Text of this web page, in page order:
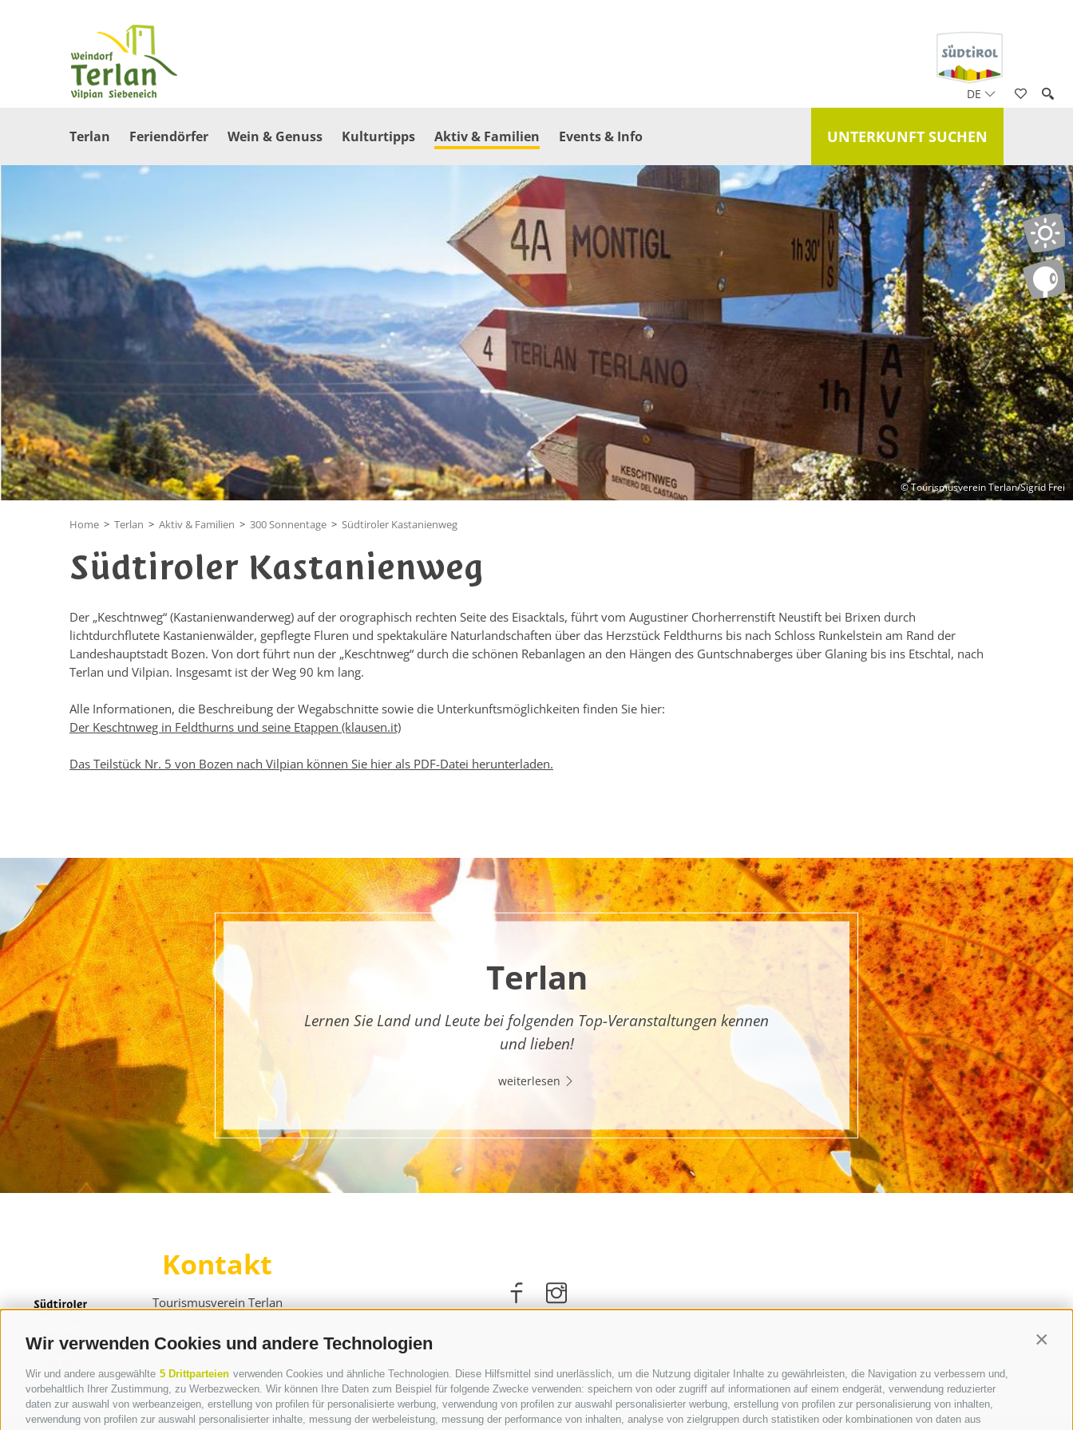
Wir verwenden Cookies und andere Technologien
Wir und andere ausgewählte 5 Drittparteien verwenden Cookies und ähnliche Technologien. Diese Hilfsmittel sind unerlässlich, um die Nutzung digitaler Inhalte zu gewährleisten, die Navigation zu verbessern und,
vorbehaltlich Ihrer Zustimmung, zu Werbezwecken. Wir können Ihre Daten zum Beispiel für folgende Zwecke verwenden: speichern von oder zugriff auf informationen auf einem endgerät, verwendung reduzierter
daten zur auswahl von werbeanzeigen, erstellung von profilen für personalisierte werbung, verwendung von profilen zur auswahl personalisierter werbung, erstellung von profilen zur personalisierung von inhalten,
verwendung von profilen zur auswahl personalisierter inhalte, messung der werbeleistung, messung der performance von inhalten, analyse von zielgruppen durch statistiken oder kombinationen von daten aus
DE
UNTERKUNFT SUCHEN
Terlan Feriendörfer Wein & Genuss Kulturtipps Aktiv & Familien Events & Info
© Tourismusverein Terlan/Sigrid Frei
Home > Terlan > Aktiv & Familien > 300 Sonnentage > Südtiroler Kastanienweg
Südtiroler Kastanienweg
Der „Keschtnweg“ (Kastanienwanderweg) auf der orographisch rechten Seite des Eisacktals, führt vom Augustiner Chorherrenstift Neustift bei Brixen durch
lichtdurchflutete Kastanienwälder, gepflegte Fluren und spektakuläre Naturlandschaften über das Herzstück Feldthurns bis nach Schloss Runkelstein am Rand der
Landeshauptstadt Bozen. Von dort führt nun der „Keschtnweg“ durch die schönen Rebanlagen an den Hängen des Guntschnaberges über Glaning bis ins Etschtal, nach
Terlan und Vilpian. Insgesamt ist der Weg 90 km lang.
Alle Informationen, die Beschreibung der Wegabschnitte sowie die Unterkunftsmöglichkeiten finden Sie hier:
Der Keschtnweg in Feldthurns und seine Etappen (klausen.it)
Das Teilstück Nr. 5 von Bozen nach Vilpian können Sie hier als PDF-Datei herunterladen.
Terlan
Lernen Sie Land und Leute bei folgenden Top-Veranstaltungen kennen
und lieben!
weiterlesen
Kontakt
Tourismusverein Terlan
I - 39018 Terlan BZ
info@terlan.info